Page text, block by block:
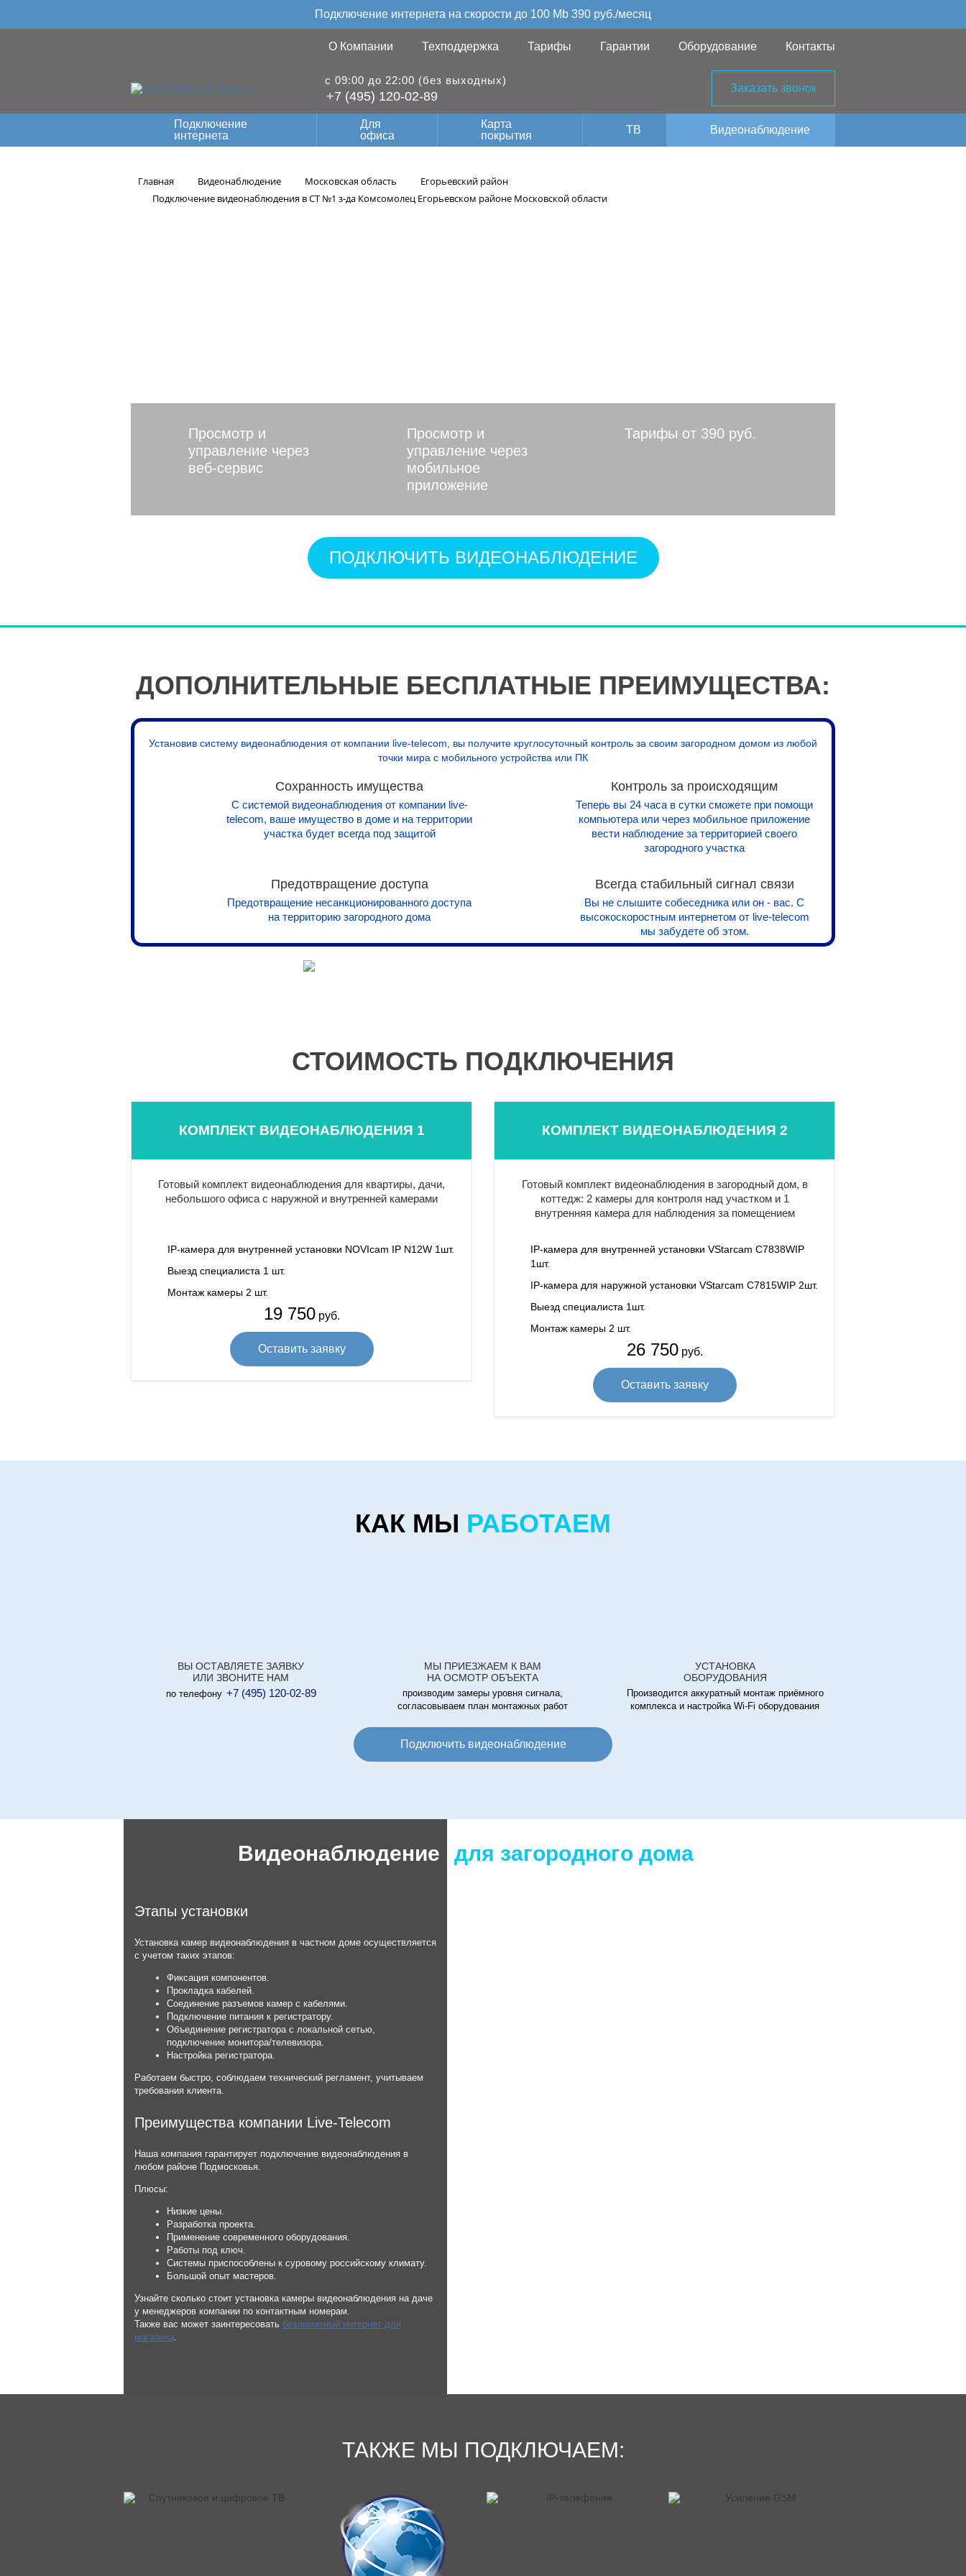
Подключение интернета на скорости до 100 Mb 390 руб./месяц
О Компании Техподдержка Тарифы Гарантии Оборудование Контакты
с 09:00 до 22:00 (без выходных)
+7 (495) 120-02-89
Заказать звонок
Подключение
интернета
Для
офиса
Карта
покрытия
ТВ Видеонаблюдение
Главная Видеонаблюдение Московская область
Егорьевский район
Подключение видеонаблюдения в СТ №1 з-да Комсомолец Егорьевском районе Московской области
Просмотр и
управление через
веб-сервис
Просмотр и
управление через
мобильное
приложение
Тарифы от 390 руб.
ПОДКЛЮЧИТЬ ВИДЕОНАБЛЮДЕНИЕ
ДОПОЛНИТЕЛЬНЫЕ БЕСПЛАТНЫЕ ПРЕИМУЩЕСТВА:
Установив систему видеонаблюдения от компании live-telecom, вы получите круглосуточный контроль за своим загородном домом из любой
точки мира с мобильного устройства или ПК
Сохранность имущества
С системой видеонаблюдения от компании live-
telecom, ваше имущество в доме и на территории
участка будет всегда под защитой
Контроль за происходящим
Теперь вы 24 часа в сутки сможете при помощи
компьютера или через мобильное приложение
вести наблюдение за территорией своего
загородного участка
Предотвращение доступа
Предотвращение несанкционированного доступа
на территорию загородного дома
Всегда стабильный сигнал связи
Вы не слышите собеседника или он - вас. С
высокоскоростным интернетом от live-telecom
мы забудете об этом.
СТОИМОСТЬ ПОДКЛЮЧЕНИЯ
КОМПЛЕКТ ВИДЕОНАБЛЮДЕНИЯ 1
Готовый комплект видеонаблюдения для квартиры, дачи,
небольшого офиса с наружной и внутренней камерами
IP-камера для внутренней установки NOVIcam IP N12W 1шт.
Выезд специалиста 1 шт.
Монтаж камеры 2 шт.
19 750руб.
Оставить заявку
КОМПЛЕКТ ВИДЕОНАБЛЮДЕНИЯ 2
Готовый комплект видеонаблюдения в загородный дом, в
коттедж: 2 камеры для контроля над участком и 1
внутренняя камера для наблюдения за помещением
IP-камера для внутренней установки VStarcam C7838WIP
1шт.
IP-камера для наружной установки VStarcam C7815WIP 2шт.
Выезд специалиста 1шт.
Монтаж камеры 2 шт.
26 750руб.
Оставить заявку
КАК МЫ РАБОТАЕМ
ВЫ ОСТАВЛЯЕТЕ ЗАЯВКУ
ИЛИ ЗВОНИТЕ НАМ
по телефону +7 (495) 120-02-89
МЫ ПРИЕЗЖАЕМ К ВАМ
НА ОСМОТР ОБЪЕКТА
производим замеры уровня сигнала,
согласовываем план монтажных работ
УСТАНОВКА
ОБОРУДОВАНИЯ
Производится аккуратный монтаж приёмного
комплекса и настройка Wi-Fi оборудования
Подключить видеонаблюдение
Видеонаблюдение для загородного дома
Этапы установки
Установка камер видеонаблюдения в частном доме осуществляется
с учетом таких этапов:
Фиксация компонентов.
Прокладка кабелей.
Соединение разъемов камер с кабелями.
Подключение питания к регистратору.
Объединение регистратора с локальной сетью,
подключение монитора/телевизора.
Настройка регистратора.
Работаем быстро, соблюдаем технический регламент, учитываем
требования клиента.
Преимущества компании Live-Telecom
Наша компания гарантирует подключение видеонаблюдения в
любом районе Подмосковья.
Плюсы:
Низкие цены.
Разработка проекта.
Применение современного оборудования.
Работы под ключ.
Системы приспособлены к суровому российскому климату.
Большой опыт мастеров.
Узнайте сколько стоит установка камеры видеонаблюдения на даче
у менеджеров компании по контактным номерам.
Также вас может заинтересовать безлимитный интернет для
магазина.
ТАКЖЕ МЫ ПОДКЛЮЧАЕМ: